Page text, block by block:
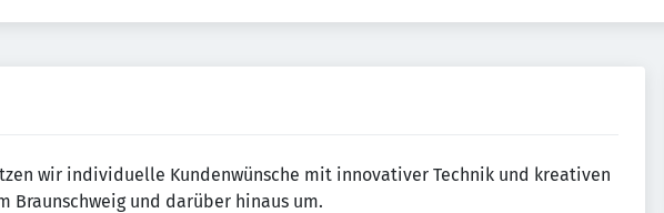
wir individuelle Kundenwünsche mit innovativer Technik und kreativen
Braunschweig und darüber hinaus um.